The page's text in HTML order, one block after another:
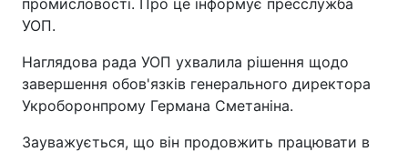
УОП.
Наглядова рада УОП ухвалила рішення щодо
завершення обов'язків генерального директора
Укроборонпрому Германа Сметаніна.
Зауважується, що він продовжить працювати в